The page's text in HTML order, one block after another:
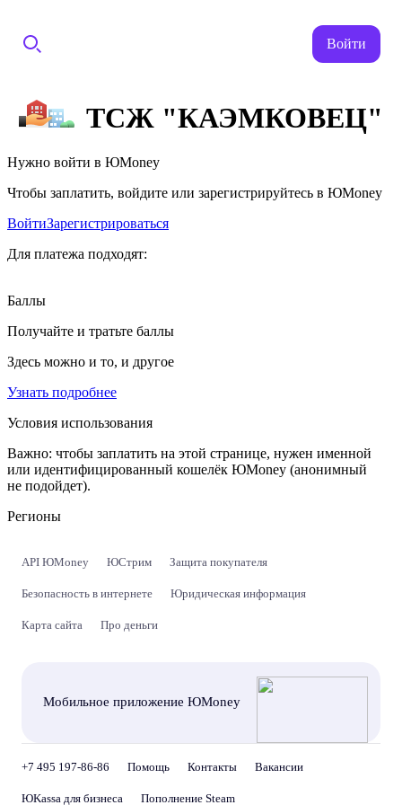
Войти
ТСЖ "КАЭМКОВЕЦ"
Нужно войти в ЮMoney
Чтобы заплатить, войдите или зарегистрируйтесь в ЮMoney
ВойтиЗарегистрироваться
Для платежа подходят:
Баллы
Получайте и тратьте баллы
Здесь можно и то, и другое
Узнать подробнее
Условия использования
Важно: чтобы заплатить на этой странице, нужен именной
или идентифицированный кошелёк ЮMoney (анонимный
не подойдет).
Регионы
API ЮMoney ЮСтрим Защита покупателя
Безопасность в интернете Юридическая информация
Карта сайта Про деньги
Мобильное приложение ЮMoney
+7 495 197-86-86 Помощь Контакты Вакансии
ЮKassa для бизнеса Пополнение Steam